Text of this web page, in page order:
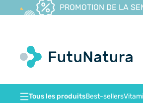
PROMOTION DE LA
Tous les produitsBest-sellers